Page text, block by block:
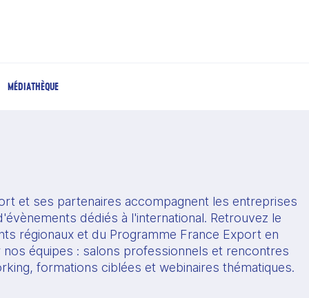
MÉDIATHÈQUE
et ses partenaires accompagnent les entreprises
dédiés à l'international. Retrouvez le
régionaux et du Programme France Export en
équipes : salons professionnels et rencontres
formations ciblées et webinaires thématiques.